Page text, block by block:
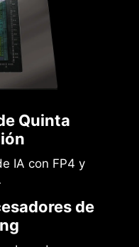
Quinta
IA con FP4 y
de